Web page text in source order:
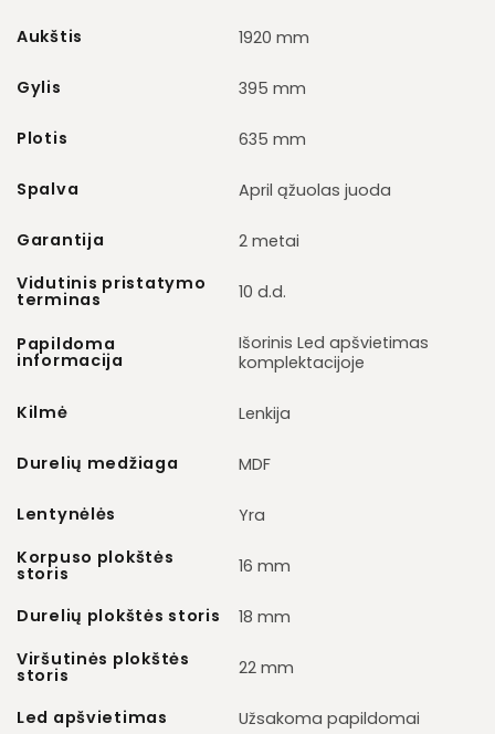
Aukštis 1920 mm
Gylis 395 mm
Plotis 635 mm
Spalva April ąžuolas juoda
Garantija
2 metai
Vidutinis pristatymo
terminas 10 d.d.
Papildoma
informacija
Išorinis Led apšvietimas
komplektacijoje
Kilmė Lenkija
Durelių medžiaga MDF
Lentynėlės
Yra
Korpuso plokštės
storis 16 mm
Durelių plokštės storis
18 mm
Viršutinės plokštės
storis 22 mm
Led apšvietimas Užsakoma papildomai